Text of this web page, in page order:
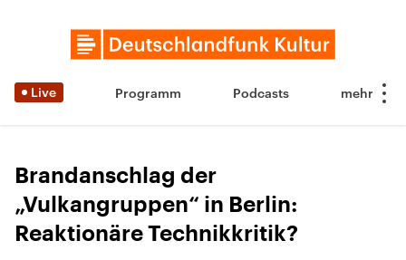
Live Programm Podcasts
Brandanschlag der
„Vulkangruppen“ in Berlin:
Reaktionäre Technikkritik?